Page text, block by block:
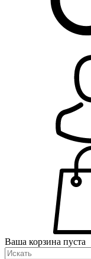
Ваша корзина пуста